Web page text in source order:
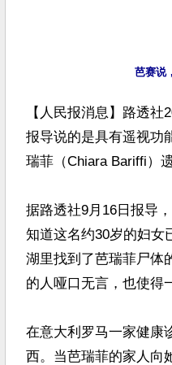
【人民报消息】路透
报导说的是具有遥视功
瑞菲（Chiara Bariffi）
据路透社9月16日报导
知道这名约30岁的妇女
湖里找到了芭瑞菲尸体
的人哑口无言，也使得
在意大利罗马一家健康
西。当芭瑞菲的家人向